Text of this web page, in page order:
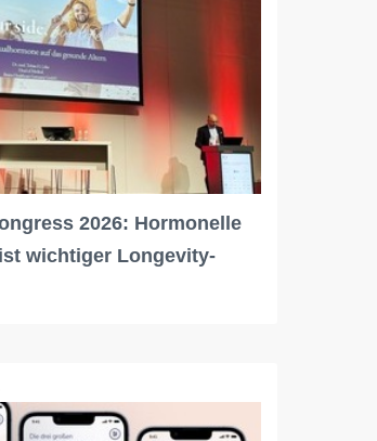
2026: Hormonelle
wichtiger Longevity-